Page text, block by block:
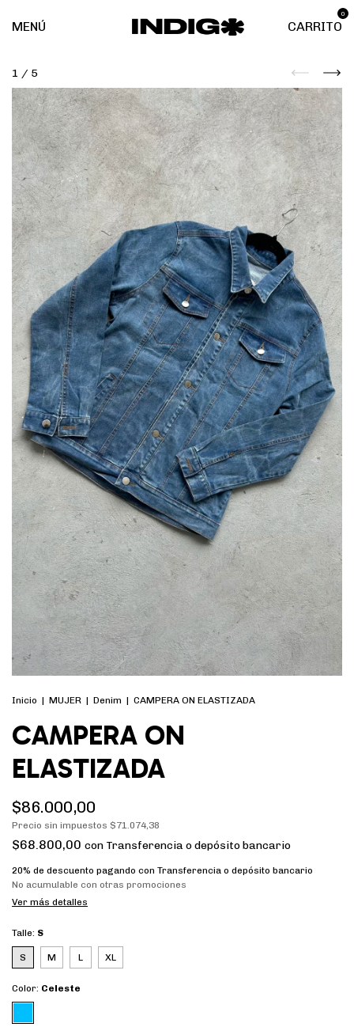
MENÚ CARRITO
0
1 / 5
Inicio | MUJER | Denim | CAMPERA ON ELASTIZADA
CAMPERA ON
ELASTIZADA
$86.000,00
Precio sin impuestos $71.074,38
$68.800,00 con Transferencia o depósito bancario
20% de descuento pagando con Transferencia o depósito bancario
No acumulable con otras promociones
Ver más detalles
Talle: S
S M L XL
Color: Celeste